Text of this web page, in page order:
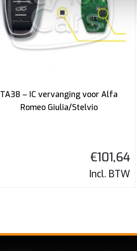
TA38 – IC vervanging voor Alfa
Romeo Giulia/Stelvio
€101,64
Incl. BTW